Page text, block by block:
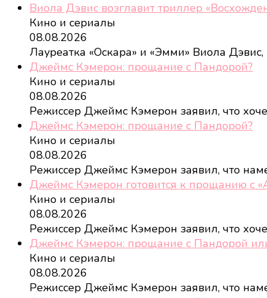
Виола Дэвис возглавит триллер
Кино и сериалы
08.08.2026
Лауреатка «Оскара» и «Эмми» Виола Дэвис,
Джеймс Кэмерон: прощание с Пандорой?
Кино и сериалы
08.08.2026
Режиссер Джеймс Кэмерон заявил, что
Джеймс Кэмерон: прощание с Пандорой?
Кино и сериалы
08.08.2026
Режиссер Джеймс Кэмерон заявил, что
Джеймс Кэмерон готовится к прощанию с
Кино и сериалы
08.08.2026
Режиссер Джеймс Кэмерон заявил, что
Джеймс Кэмерон: прощание с Пандорой или
Кино и сериалы
08.08.2026
Режиссер Джеймс Кэмерон заявил, что